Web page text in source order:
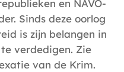
en NAVO-
Sinds deze oorlog
is zijn belangen in
verdedigen. Zie
van de Krim.